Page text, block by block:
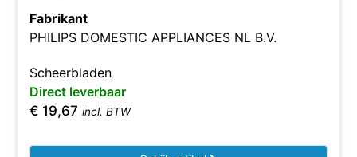
Fabrikant
PHILIPS DOMESTIC APPLIANCES NL B.V.
Scheerbladen
Direct leverbaar
€ 19,67 incl. BTW